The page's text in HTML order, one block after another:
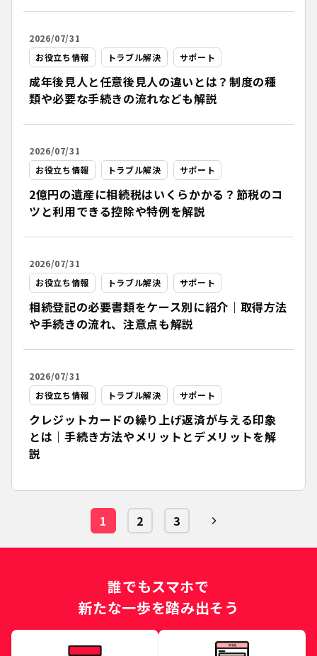
2026/07/31
お役立ち情報
トラブル解決 サポート
成年後見人と任意後見人の違いとは？制度の種
類や必要な手続きの流れなども解説
2026/07/31
お役立ち情報
トラブル解決 サポート
2億円の遺産に相続税はいくらかかる？節税のコ
ツと利用できる控除や特例を解説
2026/07/31
お役立ち情報
トラブル解決 サポート
相続登記の必要書類をケース別に紹介｜取得方法
や手続きの流れ、注意点も解説
2026/07/31
お役立ち情報
トラブル解決 サポート
クレジットカードの繰り上げ返済が与える印象
とは｜手続き方法やメリットとデメリットを解
説
1 2 3
誰でもスマホで
新たな一歩を踏み出そう